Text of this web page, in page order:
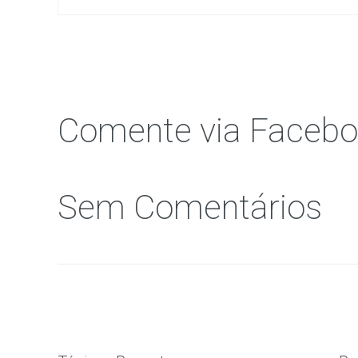
Comente via
Sem Comentários